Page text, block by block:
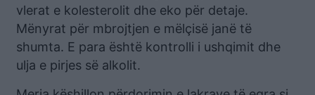
vlerat e kolesterolit dhe eko për detaje.
Mënyrat për mbrojtjen e mëlçisë janë të
shumta. E para është kontrolli i ushqimit dhe
ulja e pirjes së alkolit.